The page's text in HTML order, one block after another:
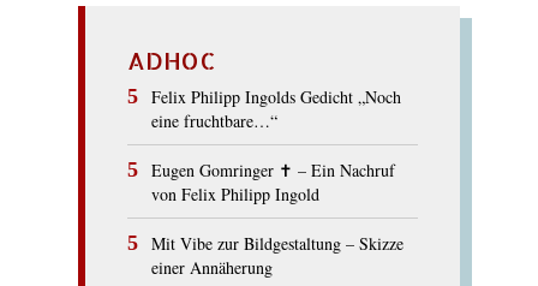
ADHOC
Felix Philipp Ingolds Gedicht „Noch
eine fruchtbare…“
Eugen Gomringer ✝︎ – Ein Nachruf
von Felix Philipp Ingold
Mit Vibe zur Bildgestaltung – Skizze
einer Annäherung